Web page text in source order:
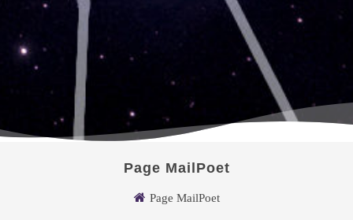
Page MailPoet
Page MailPoet